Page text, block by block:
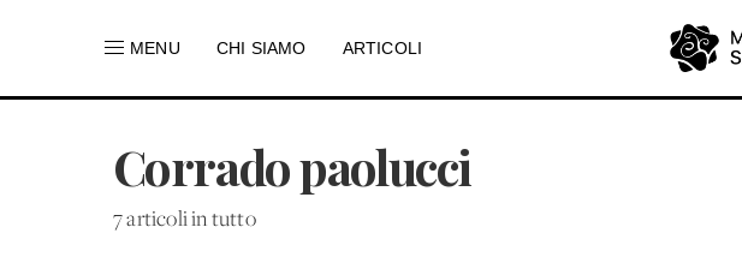
MENU CHI SIAMO ARTICOLI
Corrado paolucci
7 articoli in tutto